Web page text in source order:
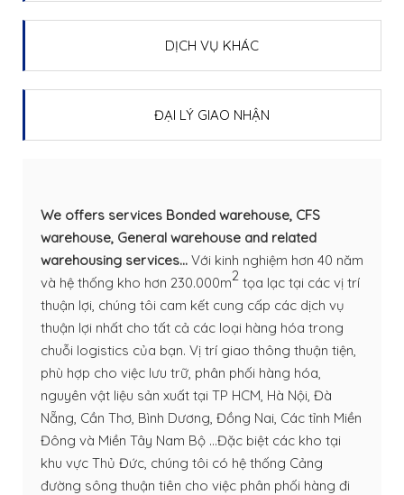
DỊCH VỤ KHÁC
ĐẠI LÝ GIAO NHẬN
We offers services Bonded warehouse, CFS
warehouse, General warehouse and related
warehousing services... Với kinh nghiệm hơn 40 năm
và hệ thống kho hơn 230.000m2 tọa lạc tại các vị trí
thuận lợi, chúng tôi cam kết cung cấp các dịch vụ
thuận lợi nhất cho tất cả các loại hàng hóa trong
chuỗi logistics của bạn. Vị trí giao thông thuận tiện,
phù hợp cho việc lưu trữ, phân phối hàng hóa,
nguyên vật liệu sản xuất tại TP HCM, Hà Nội, Đà
Nẵng, Cần Thơ, Bình Dương, Đồng Nai, Các tỉnh Miền
Đông và Miền Tây Nam Bộ ...Đặc biệt các kho tại
khu vực Thủ Đức, chúng tôi có hệ thống Cảng
đường sông thuận tiên cho việc phân phối hàng đi